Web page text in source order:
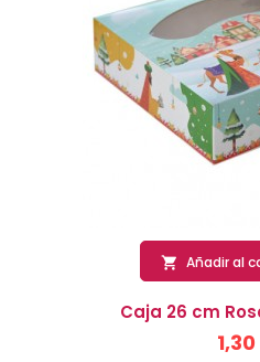
 Añadir al
Caja 26 cm